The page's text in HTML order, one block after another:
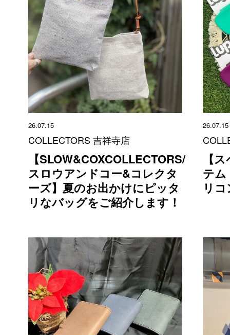
26.07.15
COLLECTORS 吉祥寺店
【SLOW&COXCOLLECTORS/
スロウアンドコー&コレクタ
ーズ】夏のお出かけにピッタ
リなバッグをご紹介します！
26.07.15
【
テム
リ